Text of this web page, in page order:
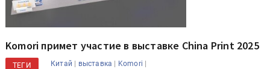
Komori примет участие в выставке China Print 2025
ТЕГИ Китай | выставка | Komori |